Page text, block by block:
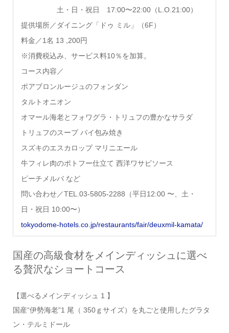
土・日・祝日 17:00〜22:00（L.O.21:00）
提供場所／ダイニング「ドゥ ミル」（6F）
料金／1名 13 ,200円
※消費税込み、サービス料10％を加算。
コース内容／
ポアブロンルージュのフォンダン
タルトオニオン
オマール海老とフォワグラ・トリュフの豊かなサラダ
トリュフのスープ パイ包み焼き
スズキのエスカロップ マリニエール
牛フィレ肉のポトフー仕立て 西洋ワサビソース
ピーチメルバ など
問い合わせ／TEL.03-5805-2288（平日12:00 〜、土・
日・祝日 10:00〜）
tokyodome-hotels.co.jp/restaurants/fair/deuxmil-kamata/
国産の高級食材をメインディッシュに選べ
る贅沢なショートコース
【選べるメインディッシュ 1 】
国産“伊勢海老”1 尾（ 350ｇサイズ）を丸ごと使用したグラタ
ン・テルミドール